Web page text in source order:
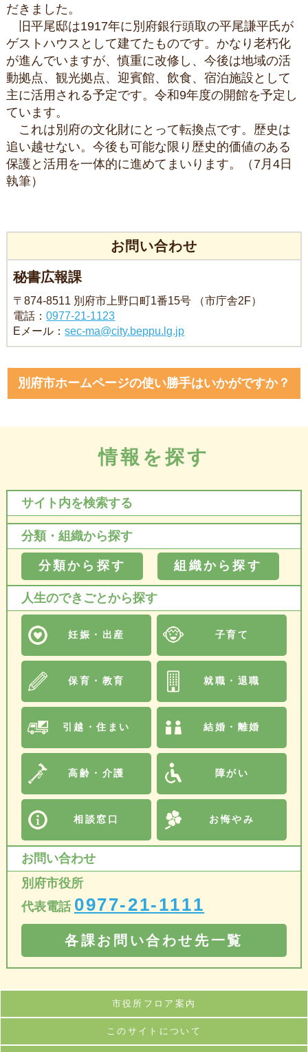
だきました。
旧平尾邸は1917年に別府銀行頭取の平尾謙平氏が
ゲストハウスとして建てたものです。かなり老朽化
が進んでいますが、慎重に改修し、今後は地域の活
動拠点、観光拠点、迎賓館、飲食、宿泊施設として
主に活用される予定です。令和9年度の開館を予定し
ています。
これは別府の文化財にとって転換点です。歴史は
追い越せない。今後も可能な限り歴史的価値のある
保護と活用を一体的に進めてまいります。（7月4日
執筆）
お問い合わせ
秘書広報課
〒874-8511 別府市上野口町1番15号 （市庁舎2F）
電話：0977-21-1123
Eメール：sec-ma@city.beppu.lg.jp
別府市ホームページの使い勝手はいかがですか？
情報を探す
サイト内を検索する
分類・組織から探す
分類から探す 組織から探す
人生のできごとから探す
妊娠・出産 子育て
保育・教育 就職・退職
引越・住まい 結婚・離婚
高齢・介護 障がい
相談窓口 お悔やみ
お問い合わせ
別府市役所
代表電話 0977-21-1111
各課お問い合わせ先一覧
市役所フロア案内
このサイトについて